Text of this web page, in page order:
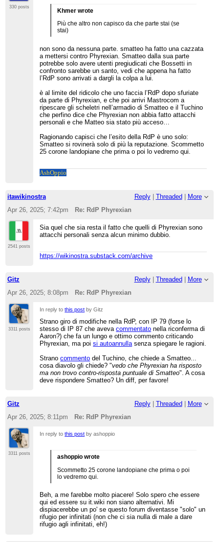
330 posts
Khmer wrote
Più che altro non capisco da che parte stai (se
stai)
non sono da nessuna parte. smatteo ha fatto una cazzata
a mettersi contro Phyrexian. Smatteo dalla sua parte
potrebbe solo avere utenti pregiudicati che Bossetti in
confronto sarebbe un santo, vedi che appena ha fatto
l’RdP sono arrivati a dargli la colpa a lui.
è al limite del ridicolo che uno faccia l’RdP dopo sfuriate
da parte di Phyrexian, e che poi arrivi Mastrocom a
ripescare gli scheletri nell’armadio di Smatteo e il Tuchino
che perfino dice che Phyrexian non abbia fatto attacchi
personali e che Matteo sia stato più acceso…
Ragionando capisci che l’esito della RdP è uno solo:
Smatteo si rovinerà solo di più la reputazione. Scommetto
25 corone landopiane che prima o poi lo vedremo qui.
AshOppio
itawikinostra Reply| Threaded
More
Apr 26, 2025; 7:42pm
Re: RdP Phyrexian
2541 posts
Sia quel che sia resta il fatto che quelli di Phyrexian sono
attacchi personali senza alcun minimo dubbio.
https://wikinostra.substack.com/archive
Gitz Reply| Threaded
More
Apr 26, 2025; 8:08pm
Re: RdP Phyrexian
3311 posts
In reply tothis post by Gitz
Strano giro di modifiche nella RdP, con IP 79 (forse lo
stesso di IP 87 che avevacommentato nella riconferma di
Aaron?) che fa un lungo e ottimo commento criticando
Phyrexian, ma poisi autoannulla senza spiegare le ragioni.
Stranocommento del Tuchino, che chiede a Smatteo...
cosa diavolo gli chiede? "vedo che Phyrexian ha risposto
ma non trovo contro-risposta puntuale di Smatteo". A cosa
deve rispondere Smatteo? Un diff, per favore!
Gitz Reply| Threaded
More
Apr 26, 2025; 8:11pm
Re: RdP Phyrexian
3311 posts
In reply tothis post by ashoppio
ashoppio wrote
Scommetto 25 corone landopiane che prima o poi
lo vedremo qui.
Beh, a me farebbe molto piacere! Solo spero che essere
qui ed essere su it.wiki non siano alternativi. Mi
dispiacerebbe un po' se questo forum diventasse "solo" un
rifugio per infinitati (non che ci sia nulla di male a dare
rifugio agli infinitati, eh!)